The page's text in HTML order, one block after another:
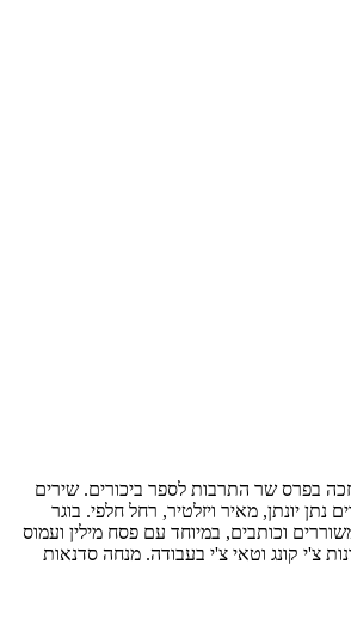
(גוונים) וזכה בפרס שר התרבות לספר ביכורים. שירים
סדנת כתיבה בהנחיית המשוררים נתן יונתן, מאיר ויזלטיר, רחל חלפי. בוגר
וכותבים, במיוחד עם פסח מילין ועמוס
צ'י קונג וטאי צ'י בעבודה. מנחה סדנאות